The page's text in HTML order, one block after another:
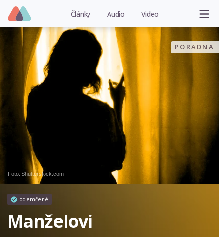
Články Audio Video
PORADNA
Foto: Shutterstock.com
odemčené
Manželovi